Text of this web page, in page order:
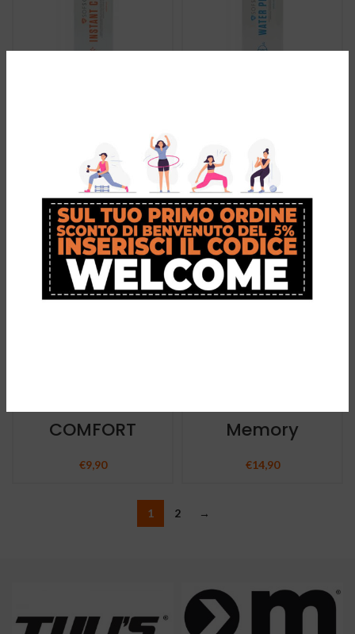
6,90
5,90
HEEL CUP
COMFORT
€9,90
Comfort
Memory
€14,90
1 2 →